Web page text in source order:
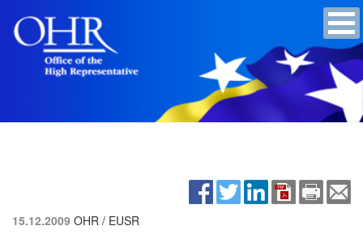
15.12.2009 OHR / EUSR